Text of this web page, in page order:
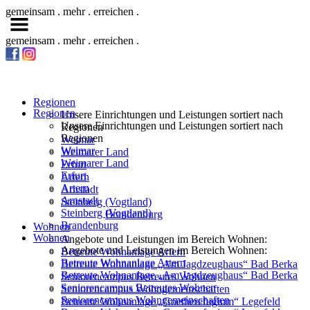
gemeinsam . mehr . erreichen .
gemeinsam . mehr . erreichen .
Regionen
Unsere Einrichtungen und Leistungen sortiert nach
Regionen
Weimar
Weimarer Land
Erfurt
Artern
Arnstadt
Steinberg (Vogtland)
Brandenburg
Wohnen
Angebote und Leistungen im Bereich Wohnen:
Betreute Wohnanlage Artern
Betreute Wohnanlage „Am Jagdzeughaus“ Bad Berka
Seniorencampus Betreutes Wohnen
Seniorencampus Wohngemeinschaften
Betreute Wohnanlage „Goetherefugium“ Legefeld
Regionen
Unsere Einrichtungen und Leistungen sortiert nach
Regionen
Weimar
Weimarer Land
Erfurt
Artern
Arnstadt
Steinberg (Vogtland)
Brandenburg
Wohnen
Angebote und Leistungen im Bereich Wohnen:
Betreute Wohnanlage Artern
Betreute Wohnanlage „Am Jagdzeughaus“ Bad Berka
Seniorencampus Betreutes Wohnen
Seniorencampus Wohngemeinschaften